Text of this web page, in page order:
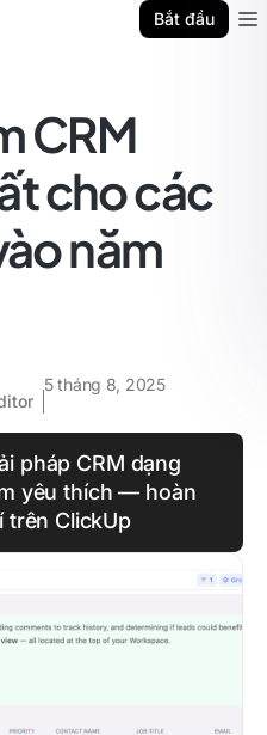
Bắt đầu
CRM
cho các
năm
5 tháng 8, 2025
pháp CRM dạng
yêu thích — hoàn
trên ClickUp